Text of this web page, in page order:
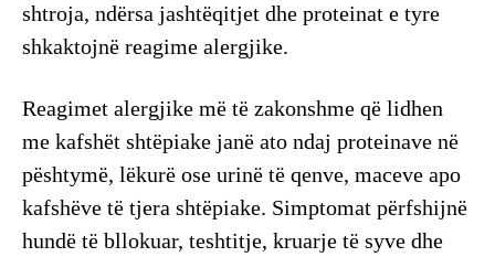
shtroja, ndërsa jashtëqitjet dhe proteinat e tyre
shkaktojnë reagime alergjike.
Reagimet alergjike më të zakonshme që lidhen
me kafshët shtëpiake janë ato ndaj proteinave në
pështymë, lëkurë ose urinë të qenve, maceve apo
kafshëve të tjera shtëpiake. Simptomat përfshijnë
hundë të bllokuar, teshtitje, kruarje të syve dhe